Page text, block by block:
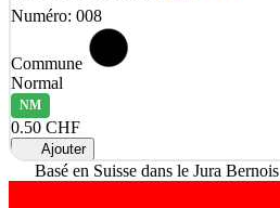
Numéro: 008
Commune
Normal
NM
0.50 CHF
Ajouter
Basé en Suisse dans le Jura Bernois